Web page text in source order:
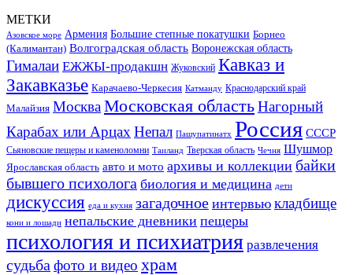
МЕТКИ
Азовское море Армения Большие степные покатушки Борнео
(Калимантан) Волгоградская область Воронежская область
Гималаи ЕЖЖЫ-продакшн Жуковский Кавказ и
Закавказье Карачаево-Черкесия Катманду Краснодарский край
Малайзия МоскваМосковская областьНагорный
Карабах или Арцах Непал Пашупатинатх Россия СССР
Сьяновские пещеры и каменоломни Таиланд Тверская область Чечня Шушмор
Ярославская область авто и мото архивы и коллекции байки
бывшего психолога биология и медицина дети
дискуссия еда и кухня загадочное интервью кладбище
кони и лошади непальские дневники пещеры
психология и психиатрия развлечения
судьба фото и видео храм